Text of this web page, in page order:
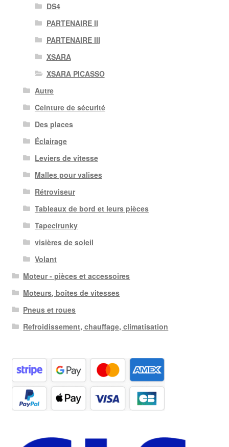
DS4
PARTENAIRE II
PARTENAIRE III
XSARA
XSARA PICASSO
Autre
Ceinture de sécurité
Des places
Éclairage
Leviers de vitesse
Malles pour valises
Rétroviseur
Tableaux de bord et leurs pièces
Tapecírunky
visières de soleil
Volant
Moteur - pièces et accessoires
Moteurs, boîtes de vitesses
Pneus et roues
Refroidissement, chauffage, climatisation